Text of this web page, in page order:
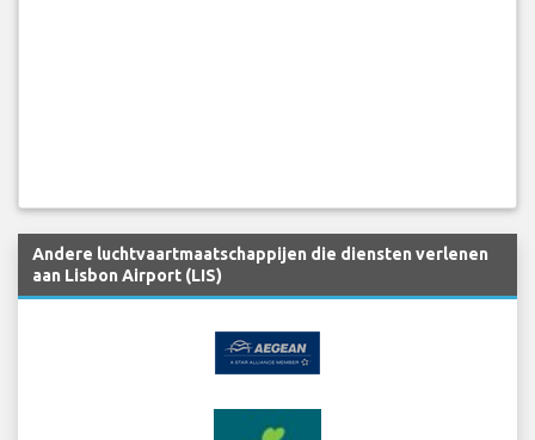
Andere luchtvaartmaatschappijen die diensten verlenen
aan Lisbon Airport (LIS)